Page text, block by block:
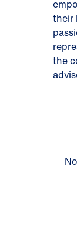
their
the